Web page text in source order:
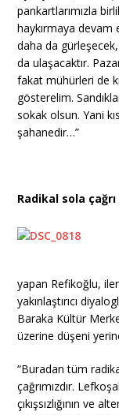
pankartlarımızla
haykırmaya devam
daha da
da ulaşacaktır.
fakat mühürleri de
gösterelim.
sokak olsun. Yani
şahanedir…”
Radikal sola çağrı
yapan Refikoğlu,
yakınlaştırıcı
Baraka Kültür
üzerine düşeni
“Buradan tüm
çağrımızdır.
çıkışsızlığının ve